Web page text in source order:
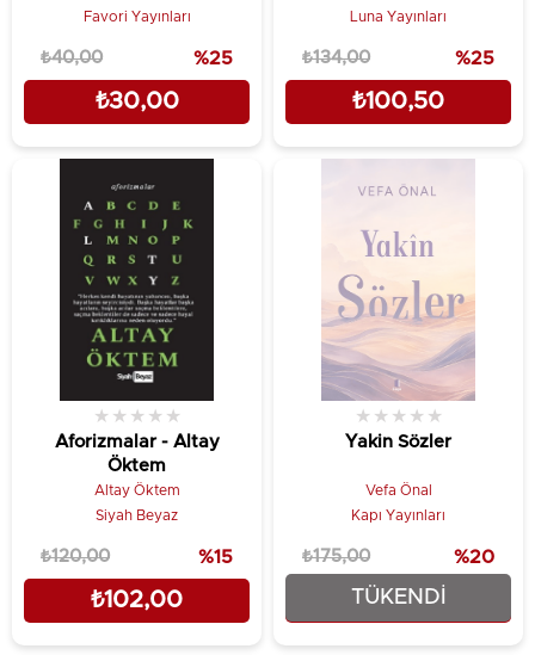
Favori Yayınları
₺30,00
₺40,00 %25
Luna Yayınları
₺100,50
₺134,00 %25
Aforizmalar - Altay
Öktem
★ ★ ★ ★ ★
Altay Öktem
Siyah Beyaz
₺102,00
₺120,00 %15
TÜKENDI
Yakin Sözler
★ ★ ★ ★ ★
Vefa Önal
Kapı Yayınları
₺140,00
₺175,00 %20